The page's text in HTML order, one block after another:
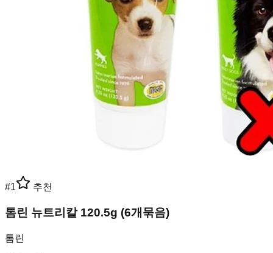
#1 추천
톰린 뉴트리칼 120.5g (6개묶음)
톰린